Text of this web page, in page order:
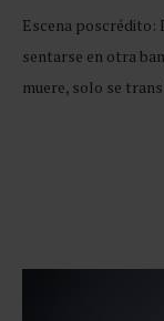
Escena poscrédito:
sentarse en otra
muere, solo se